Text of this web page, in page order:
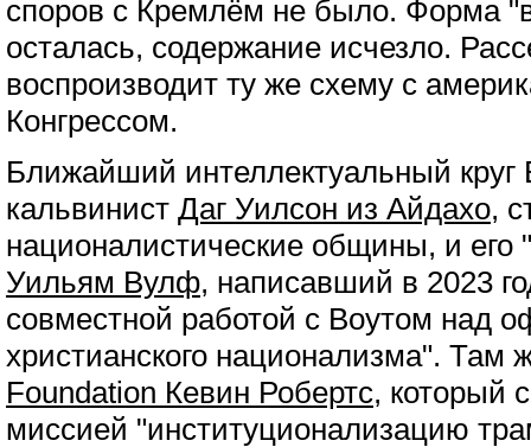
споров с Кремлём не было. Форма
осталась, содержание исчезло.
воспроизводит ту же схему с
Конгрессом.
Ближайший интеллектуальный круг
кальвинист Даг Уилсон из Айдахо,
националистические общины, и его
Уильям Вулф, написавший в 2023
совместной работой с Воутом над
христианского национализма". Там
Foundation Кевин Робертс, который
миссией "институционализацию